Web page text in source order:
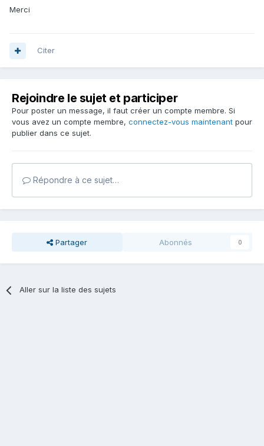
Merci
Citer
Rejoindre le sujet et participer
Pour poster un message, il faut créer un compte membre. Si
vous avez un compte membre, connectez-vous maintenant pour
publier dans ce sujet.
Répondre à ce sujet…
Partager Abonnés 0
Aller sur la liste des sujets